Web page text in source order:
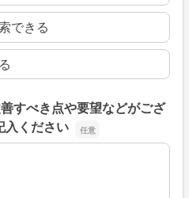
できる
すべき点や要望などがござ
入ください
すべき点や要望などがござい